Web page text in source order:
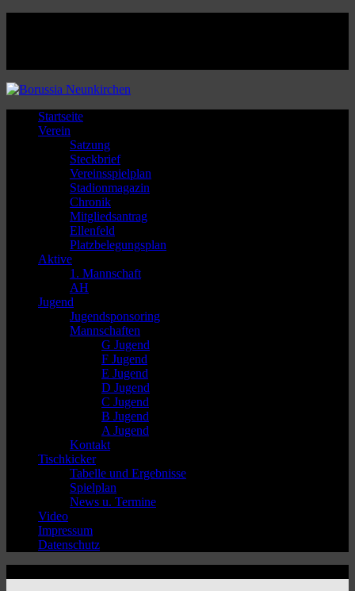
Startseite
Verein
Satzung
Steckbrief
Vereinsspielplan
Stadionmagazin
Chronik
Mitgliedsantrag
Ellenfeld
Platzbelegungsplan
Aktive
1. Mannschaft
AH
Jugend
Jugendsponsoring
Mannschaften
G Jugend
F Jugend
E Jugend
D Jugend
C Jugend
B Jugend
A Jugend
Kontakt
Tischkicker
Tabelle und Ergebnisse
Spielplan
News u. Termine
Video
Impressum
Datenschutz